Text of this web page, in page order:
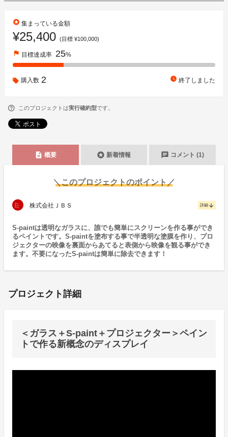
stars 集まっている金額
¥25,400 (目標 ¥100,000)
flag 目標達成率 25%
購入数 2 watch_later 終了しました
このプロジェクトは実行確約型です。
description 概要 stars 新着情報 chat コメント (1)
＼このプロジェクトのポイント／
株式会社ＪＢＳ 詳細 arrow_downward
S-paintは透明なガラスに、誰でも簡単にスクリーンを作る事ができ
るペイントです。S-paintを塗布する事で半透明な塗膜を作り、プロ
ジェクターの映像を裏面からあてると表側から映像を観る事ができ
ます。不要になったS-paintは簡単に除去できます！
プロジェクト詳細
＜ガラス＋S-paint＋プロジェクター＞ペイン
トで作る新概念のディスプレイ